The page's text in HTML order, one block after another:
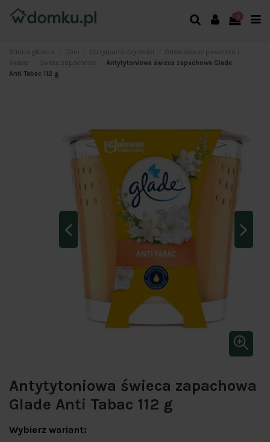
Strona główna Dom Utrzymanie czystości
Odświeżacze powietrza i
świece
Świece zapachowe
Antytytoniowa świeca zapachowa Glade
Anti Tabac 112 g
Antytytoniowa świeca zapachowa
Glade Anti Tabac 112 g
Wybierz wariant: